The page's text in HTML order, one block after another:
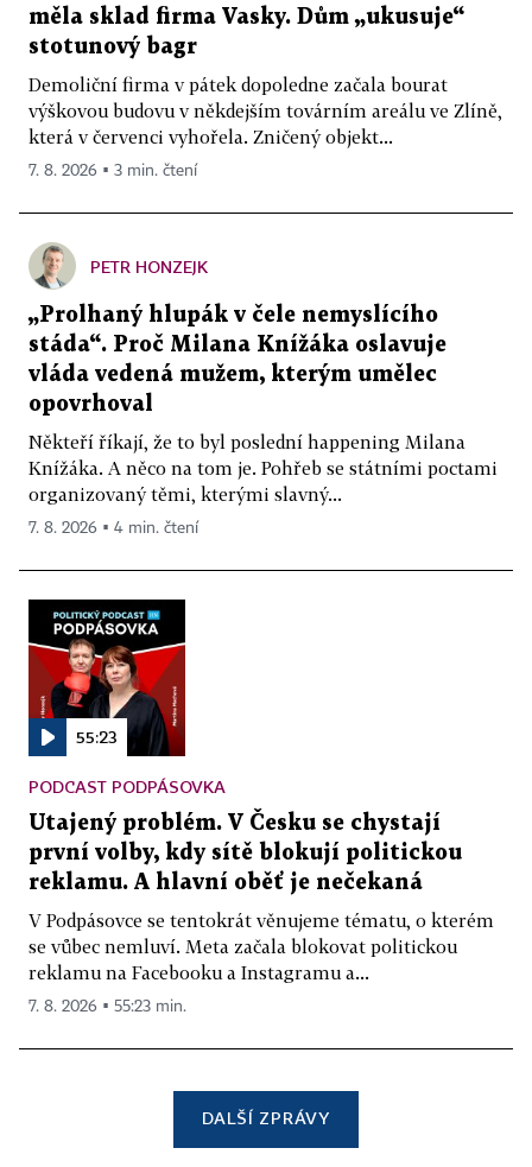
měla sklad firma Vasky. Dům „ukusuje“
stotunový bagr
Demoliční firma v pátek dopoledne začala bourat
výškovou budovu v někdejším továrním areálu ve Zlíně,
která v červenci vyhořela. Zničený objekt...
7. 8. 2026 ▪ 3 min. čtení
PETR HONZEJK
„Prolhaný hlupák v čele nemyslícího
stáda“. Proč Milana Knížáka oslavuje
vláda vedená mužem, kterým umělec
opovrhoval
Někteří říkají, že to byl poslední happening Milana
Knížáka. A něco na tom je. Pohřeb se státními poctami
organizovaný těmi, kterými slavný...
7. 8. 2026 ▪ 4 min. čtení
55:23
PODCAST PODPÁSOVKA
Utajený problém. V Česku se chystají
první volby, kdy sítě blokují politickou
reklamu. A hlavní oběť je nečekaná
V Podpásovce se tentokrát věnujeme tématu, o kterém
se vůbec nemluví. Meta začala blokovat politickou
reklamu na Facebooku a Instagramu a...
7. 8. 2026 ▪ 55:23 min.
DALŠÍ ZPRÁVY